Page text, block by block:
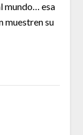
mundo… esa
muestren su